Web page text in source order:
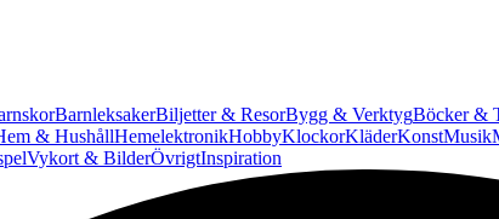
BarnleksakerBiljetter & ResorBygg & VerktygBöcker &
& HushållHemelektronikHobbyKlockorKläderKonstMusik
Vykort & BilderÖvrigtInspiration